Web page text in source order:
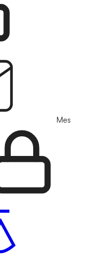
Mes